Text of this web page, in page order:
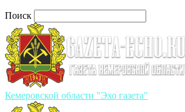
Поиск
Кемеровской области "Эхо газета"